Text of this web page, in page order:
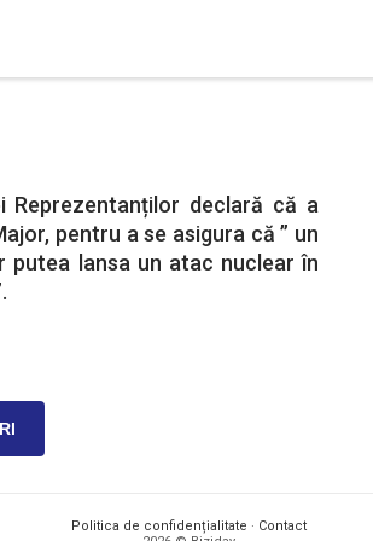
Reprezentanților declară că a
pentru a se asigura că ” un
putea lansa un atac nuclear în
Politica de confidențialitate · Contact